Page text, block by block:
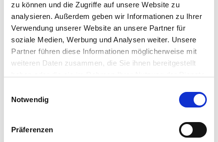
zu können und die Zugriffe auf unsere Website zu
analysieren. Außerdem geben wir Informationen zu Ihrer
Verwendung unserer Website an unsere Partner für
soziale Medien, Werbung und Analysen weiter. Unsere
Partner führen diese Informationen möglicherweise mit
weiteren Daten zusammen, die Sie ihnen bereitgestellt
Notwendig
Präferenzen
Posted in: Glasfaser
Articles by:Birnstiel EDV & Kommunikation
Published:
Post
navigation
PREVIOUS POST Neue Glasfaser-Quote 36 Prozent
NEXT POST
Glasfaserquote erfüllt
VOLLTEXTSUCHE
for:
GO!